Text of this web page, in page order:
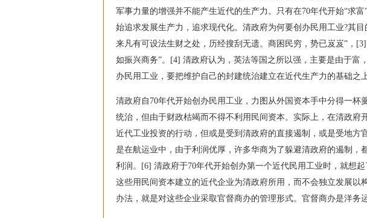
军事力量的增强并不能产生近代的生产力。只有在70年代开始“求
始追求发展生产力，追求现代化。清政府为何要创办民用工业?其
来凡有可设法生财之处，历经搜刮无遗。商困民穷，势已岌岌”，
如振兴商务”。[4] 清政府认为，英法等国之所以强，主要是由于富
办民用工业，要把维护自己的封建统治建立在近代生产力的基础之上
清政府自70年代开始创办民用工业，力图从外国资本手中分得一杯
统治，但由于财政枯竭而不得不利用民间资本。实际上，在清政府
近代工业投资的行动，但或是受到清政府的直接遏制，或是受地方
是在航运业中，由于利润优厚，许多华商为了躲避清政府的遏制，
利润。[6] 清政府于70年代开始创办第一个近代民用工业时，就想
这些用民间资本建立的近代企业为清政府所用，而不会独立发展以
办法，就是对这些企业采取官督商办的管理形式。官督商办是洋务